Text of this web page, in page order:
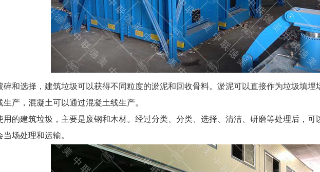
碎和选择，建筑垃圾可以获得不同粒度的淤泥和回收骨料。淤泥可以直接作为垃圾填
产，混凝土可以通过混凝土线生产。
用的建筑垃圾，主要是废钢和木材。经过分类、分类、选择、清洁、研磨等处理后，
场处理和运输。